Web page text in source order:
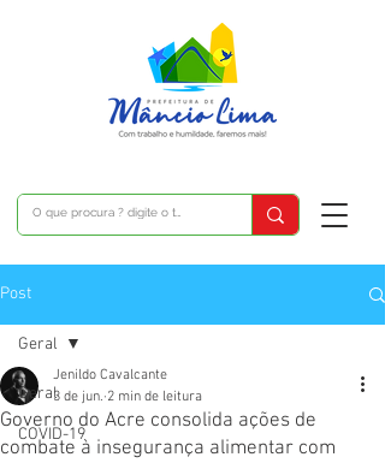
Post
Geral
COVID-19
Geral
Governo do Acre consolida ações de
combate à insegurança alimentar com
Jenildo Cavalcante
3 de jun. 2 min de leitura